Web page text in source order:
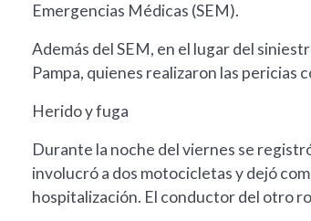
Emergencias Médicas (SEM).
Además del SEM, en el lugar del
Pampa, quienes realizaron las
Herido y fuga
Durante la noche del viernes se
involucró a dos motocicletas y dejó
hospitalización. El conductor del otro